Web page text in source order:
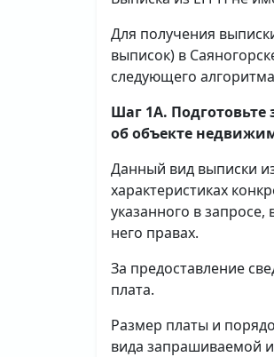
Для получения
выписок) в
следующего
Шаг 1А. Подготовьте
об объекте
Данный вид выписки
характеристиках
указанного в
него правах.
За предоставление
плата.
Размер платы и
вида запрашиваемой